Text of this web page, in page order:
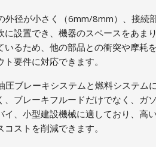
径が小さく（6mm/8mm）、接続
設置でき、機器のスペースをあま
るため、他の部品との衝突や摩耗
要件に対応できます。
ブレーキシステムと燃料システム
ブレーキフルードだけでなく、ガ
、小型建設機械に適しており、高
ストを削減できます。